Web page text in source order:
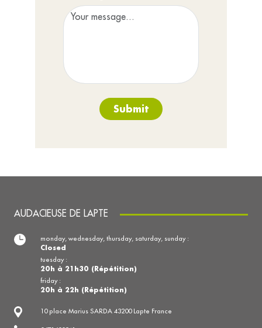
Submit
AUDACIEUSE DE LAPTE
10 place Marius SARDA 43200 Lapte France
monday, wednesday, thursday, saturday, sunday :
Closed
tuesday :
20h à 21h30 (Répétition)
friday :
20h à 22h (Répétition)